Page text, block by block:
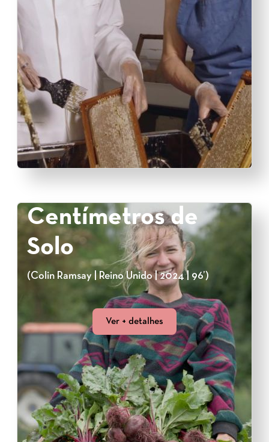
Centímetros de
Solo
(Colin Ramsay | Reino Unido | 2024 | 96’)
Ver + detalhes